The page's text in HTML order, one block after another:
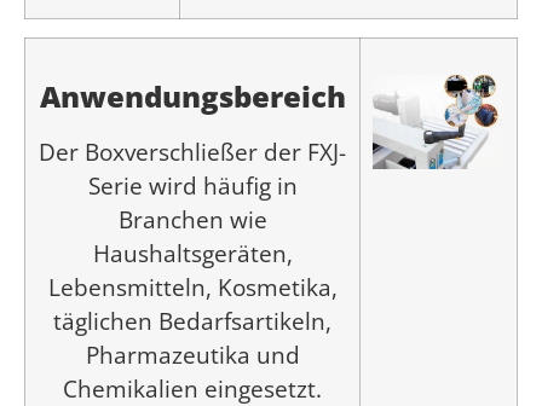
Anwendungsbereich
Der Boxverschließer der FXJ-
Serie wird häufig in
Branchen wie
Haushaltsgeräten,
Lebensmitteln, Kosmetika,
täglichen Bedarfsartikeln,
Pharmazeutika und
Chemikalien eingesetzt.